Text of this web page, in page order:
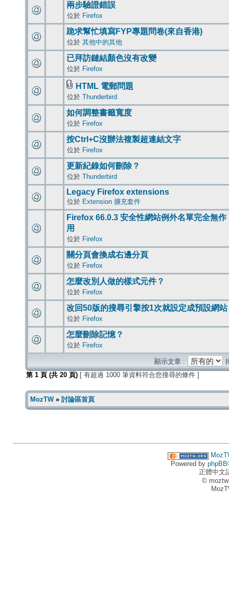
兩步驗證錯誤
位於 Firefox
跪求幫忙填寫FYP專題問卷(來自香港)
位於 其他中的其他
已拜訪鏈結顏色沒有改變
位於 Firefox
HTML 電郵問題
位於 Thunderbird
如何調整書籤寬度
位於 Firefox
按Ctrl+C沒辦法複製超連結文字
位於 Firefox
更新紀錄如何刪除？
位於 Thunderbird
Legacy Firefox extensions
位於 Extension 擴充套件
Firefox 66.0.3 安全性網站例外名單完全無作
用
位於 Firefox
關分頁會換成右邊分頁
位於 Firefox
怎麼改別人做的樣式元件？
位於 Firefox
改回50版的搜尋引擎按1次就設定成預設網站
位於 Firefox
怎麼刪除記憶？
位於 Firefox
顯示文章 :
第 1 頁 (共 20 頁) [ 有超過 1000 筆資料符合您搜尋的條件 ]
MozTW» 討論區首頁
Powered by phpBB
正體中文
©